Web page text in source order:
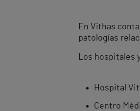
En Vithas
patologías
Los hospitales
Hospital
Centro